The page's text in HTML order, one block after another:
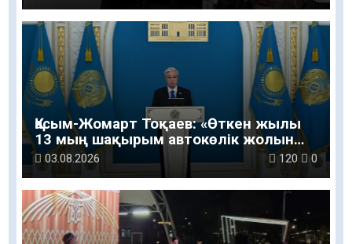
Қасым-Жомарт Тоқаев: «Өткен жылы
13 мың шақырым автокөлік жолын
салу және жөндеу жұмысы
03.08.2026 120 0